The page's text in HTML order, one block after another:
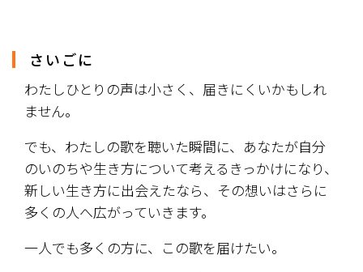
さいごに
わたしひとりの声は小さく、届きにくいかもしれ
ません。
でも、わたしの歌を聴いた瞬間に、あなたが自分
のいのちや生き方について考えるきっかけになり、
新しい生き方に出会えたなら、その想いはさらに
多くの人へ広がっていきます。
一人でも多くの方に、この歌を届けたい。